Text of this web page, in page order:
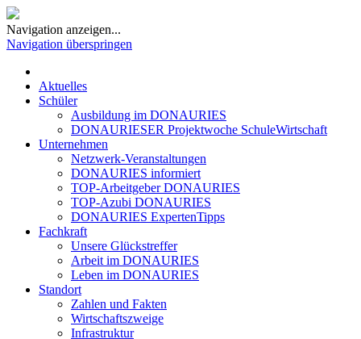
Navigation anzeigen...
Navigation überspringen
Aktuelles
Schüler
Ausbildung im DONAURIES
DONAURIESER Projektwoche SchuleWirtschaft
Unternehmen
Netzwerk-Veranstaltungen
DONAURIES informiert
TOP-Arbeitgeber DONAURIES
TOP-Azubi DONAURIES
DONAURIES ExpertenTipps
Fachkraft
Unsere Glückstreffer
Arbeit im DONAURIES
Leben im DONAURIES
Standort
Zahlen und Fakten
Wirtschaftszweige
Infrastruktur